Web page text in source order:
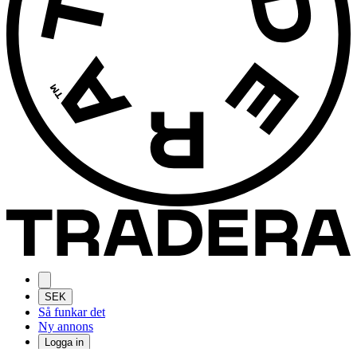
SEK
Så funkar det
Ny annons
Logga in